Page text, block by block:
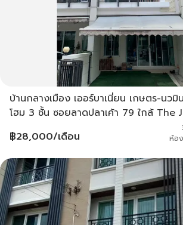
บ้านกลางเมือง เออร์บาเนี่ยน เกษตร-นวมิ
โฮม 3 ชั้น ซอยลาดปลาเค้า 79 ใกล้ The
฿28,000/เดือน
ห้อ